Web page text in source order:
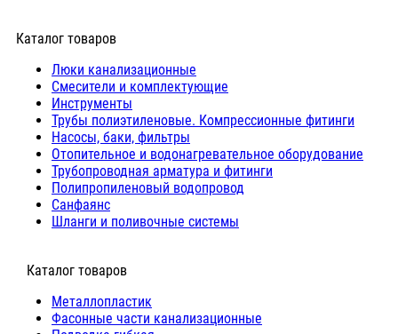
Каталог товаров
Люки канализационные
Cмесители и комплектующие
Инструменты
Трубы полиэтиленовые. Компрессионные фитинги
Насосы, баки, фильтры
Отопительное и водонагревательное оборудование
Трубопроводная арматура и фитинги
Полипропиленовый водопровод
Санфаянс
Шланги и поливочные системы
⠀Каталог товаров
Металлопластик
Фасонные части канализационные